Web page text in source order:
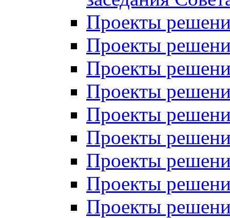
Проекты
Проекты
Проекты
Проекты
Проекты
Проекты
Проекты
Проекты
Проекты